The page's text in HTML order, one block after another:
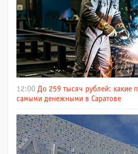
12:00 До 259 тысяч рублей: какие
самыми денежными в Саратове